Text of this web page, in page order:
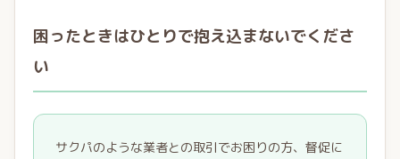
困ったときはひとりで抱え込まないでくださ
い
サクパのような業者との取引でお困りの方、督促に